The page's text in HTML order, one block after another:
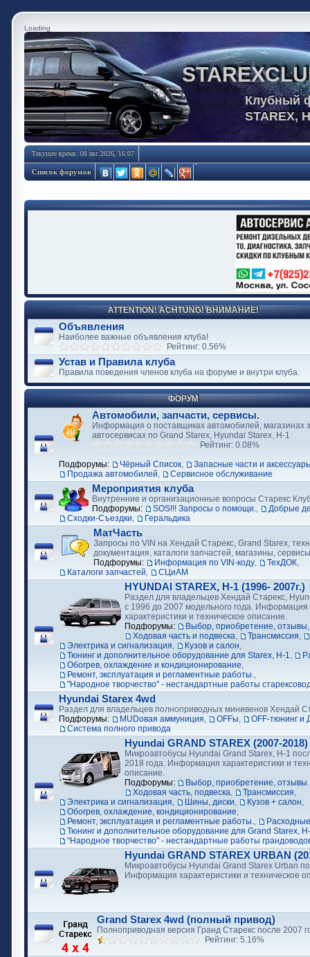
Loading
Клубный
STAREX,
Текущее время: 08 авг 2026, 16:07
Список форумов
ATTENTION! ACHTUNG! ВНИМАНИЕ!
Объявления
Наиболее важные объявления клуба!
Рейтинг: 0.56%
Устав и Правила клуба
Правила поведения членов клуба на форуме и внутри клуба.
ФОРУМ
Автомобили, запчасти, сервисы.
Информация о поставщиках автомобилей, магазинах
автосервисах по Grand Starex, Hyundai Starex, H-1
Рейтинг: 0.08%
Подфорумы:
Чёрный Список,
Запасные части и
Продажа автомобилей, Сервисное обслуживание
Мероприятия клуба
Внутренние и организационные вопросы Старекс
Подфорумы:
SOS!!! Запросы о помощи.,
Добрые
Сходки-Съездки, Геральдика
МатЧасть
Запросы по VIN на Хендай Старекс, Grand Starex,
документация, каталоги запчастей, магазины, сервисы
Подфорумы:
Информация по VIN-коду, ТехДОК,
Каталоги запчастей, СЦиАМ
HYUNDAI STAREX, H-1 (1996- 2007г.)
Раздел для владельцев Хендай Старекс,
с 1996 до 2007 модельного года. Информация
характеристики и техническое описание.
Подфорумы:
Выбор, приобретение, отзывы
Ходовая часть и подвеска, Трансмиссия,
Электрика и сигнализация, Кузов и салон,
Тюнинг и дополнительное оборудование для Starex, H-1,
Обогрев, охлаждение и кондиционирование,
Ремонт, эксплуатация и регламентные работы.,
"Народное творчество" - нестандартные работы
Hyundai Starex 4wd
Раздел для владельцев полноприводных минивенов Хендай
Подфорумы:
MUDовая аммуниция, OFFы,
OFF-тюнинг и
Cистема полного привода
Hyundai GRAND STAREX (2007-2018)
Микроавтобусы Hyundai Grand Starex, H-1
2018 года. Информация характеристики и
описание.
Подфорумы:
Выбор, приобретение, отзывы.
Ходовая часть, подвеска, Трансмиссия,
Электрика и сигнализация, Шины, диски, Кузов + салон,
Обогрев, охлаждение, кондиционирование,
Ремонт, эксплуатация и регламентные работы.,
Тюнинг и дополнительное оборудование для Grand Starex,
"Народное творчество" - нестандартные работы
Hyundai GRAND STAREX URBAN
Микроавтобусы Hyundai Grand Starex Urban
Информация характеристики и техническое
Grand Starex 4wd (полный привод)
Полноприводная версия Гранд Старекс после 2007
Рейтинг: 5.16%